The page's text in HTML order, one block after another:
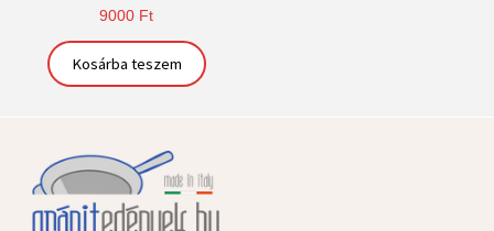
9000 Ft
Kosárba teszem